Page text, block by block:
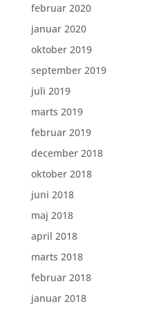
februar 2020
januar 2020
oktober 2019
september 2019
juli 2019
marts 2019
februar 2019
december 2018
oktober 2018
juni 2018
maj 2018
april 2018
marts 2018
februar 2018
januar 2018